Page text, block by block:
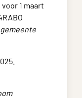
1 maart
meente